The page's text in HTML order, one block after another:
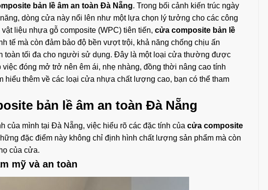
bản lề âm an toàn Đà Nẵng. Trong bối cảnh kiến trúc ngày
dòng cửa này nổi lên như một lựa chọn lý tưởng cho các công
liệu nhựa gỗ composite (WPC) tiên tiến, cửa composite bản lề
tế mà còn đảm bảo độ bền vượt trội, khả năng chống chịu ấn
toàn tối đa cho người sử dụng. Đây là một loại cửa thường được
đóng mở trở nên êm ái, nhẹ nhàng, đồng thời nâng cao tính
hiểu thêm về các loại cửa nhựa chất lượng cao, bạn có thể tham
bản lề âm an toàn Đà Nẵng
của mình tại Đà Nẵng, việc hiểu rõ các đặc tính của cửa composite
đặc điểm này không chỉ định hình chất lượng sản phẩm mà còn
của cửa.
mỹ và an toàn